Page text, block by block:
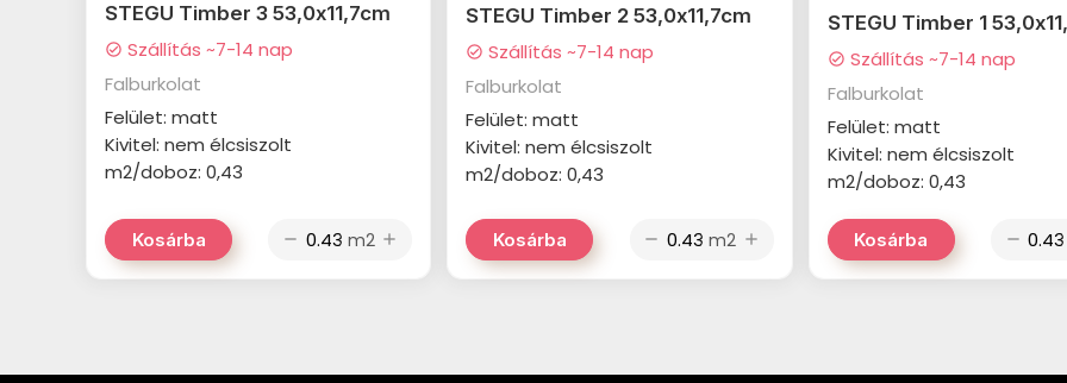
STEGU Timber 3 53,0x11,7cm
check_circle Szállítás ~7-14 nap
Falburkolat
Felület: matt
Kivitel: nem élcsiszolt
m2/doboz: 0,43
Kosárba remove m2 add
STEGU Timber 2 53,0x11,7cm
check_circle Szállítás ~7-14 nap
Falburkolat
Felület: matt
Kivitel: nem élcsiszolt
m2/doboz: 0,43
Kosárba remove m2 add
STEGU Timber 1
check_circle Szállítás ~7-14 nap
Falburkolat
Felület: matt
Kivitel: nem élcsiszolt
m2/doboz: 0,43
Kosárba remove